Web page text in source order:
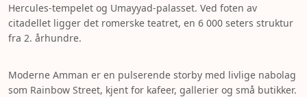
Hercules-tempelet og Umayyad-palasset. Ved foten av
citadellet ligger det romerske teatret, en 6 000 seters struktur
fra 2. århundre.
Moderne Amman er en pulserende storby med livlige nabolag
som Rainbow Street, kjent for kafeer, gallerier og små butikker.